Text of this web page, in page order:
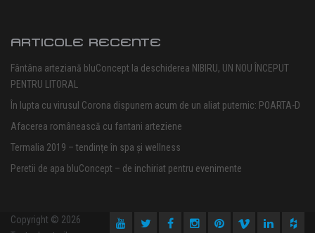
ARTICOLE RECENTE
Fântâna arteziană bluConcept la deschiderea NIBIRU, UN NOU ÎNCEPUT
PENTRU LITORAL
În lupta cu virusul Corona dispunem acum de un aliat puternic: POARTA-D
Afacerea românească cu fantani arteziene
Termalia 2019 – tendințe în spa și wellness
Peretii de apa bluConcept – de inchiriat pentru evenimente
Copyright © 2026